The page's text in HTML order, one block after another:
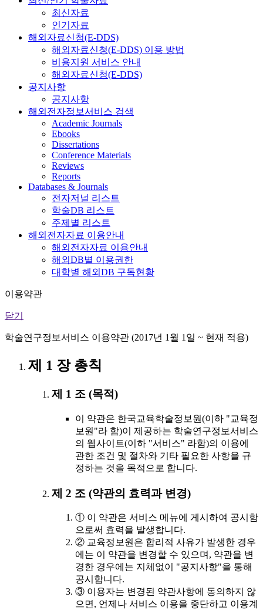
최신자료
인기자료
해외자료신청(E-DDS)
해외자료신청(E-DDS) 이용 방법
비용지원 서비스 안내
해외자료신청(E-DDS)
공지사항
공지사항
해외전자정보서비스 검색
Academic Journals
Ebooks
Dissertations
Conference Materials
Reviews
Reports
Databases & Journals
전자저널 리스트
학술DB 리스트
주제별 리스트
해외전자자료 이용안내
해외전자자료 이용안내
해외DB별 이용권한
대학별 해외DB 구독현황
이용약관
닫기
학술연구정보서비스 이용약관 (2017년 1월 1일 ~ 현재 적용)
제 1 장 총칙
제 1 조 (목적)
이 약관은 한국교육학술정보원(이하 "교육정
보원"라 함)이 제공하는 학술연구정보서비스
의 웹사이트(이하 "서비스" 라함)의 이용에
관한 조건 및 절차와 기타 필요한 사항을 규
정하는 것을 목적으로 합니다.
제 2 조 (약관의 효력과 변경)
① 이 약관은 서비스 메뉴에 게시하여 공시함
으로써 효력을 발생합니다.
② 교육정보원은 합리적 사유가 발생한 경우
에는 이 약관을 변경할 수 있으며, 약관을 변
경한 경우에는 지체없이 "공지사항"을 통해
공시합니다.
③ 이용자는 변경된 약관사항에 동의하지 않
으면, 언제나 서비스 이용을 중단하고 이용계